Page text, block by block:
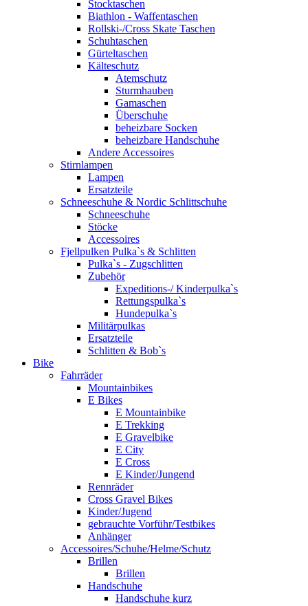
Stocktaschen
Biathlon - Waffentaschen
Rollski-/Cross Skate Taschen
Schuhtaschen
Gürteltaschen
Kälteschutz
Atemschutz
Sturmhauben
Gamaschen
Überschuhe
beheizbare Socken
beheizbare Handschuhe
Andere Accessoires
Stirnlampen
Lampen
Ersatzteile
Schneeschuhe & Nordic Schlittschuhe
Schneeschuhe
Stöcke
Accessoires
Fjellpulken Pulka`s & Schlitten
Pulka`s - Zugschlitten
Zubehör
Expeditions-/ Kinderpulka`s
Rettungspulka`s
Hundepulka`s
Militärpulkas
Ersatzteile
Schlitten & Bob`s
Bike
Fahrräder
Mountainbikes
E Bikes
E Mountainbike
E Trekking
E Gravelbike
E City
E Cross
E Kinder/Jungend
Rennräder
Cross Gravel Bikes
Kinder/Jugend
gebrauchte Vorführ/Testbikes
Anhänger
Accessoires/Schuhe/Helme/Schutz
Brillen
Brillen
Handschuhe
Handschuhe kurz